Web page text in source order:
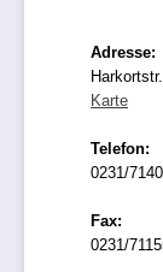
Adresse:
Karte
Telefon:
0231/
Fax:
0231/